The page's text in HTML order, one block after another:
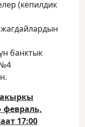
(кепилдик
банктык
февраль,
17:00